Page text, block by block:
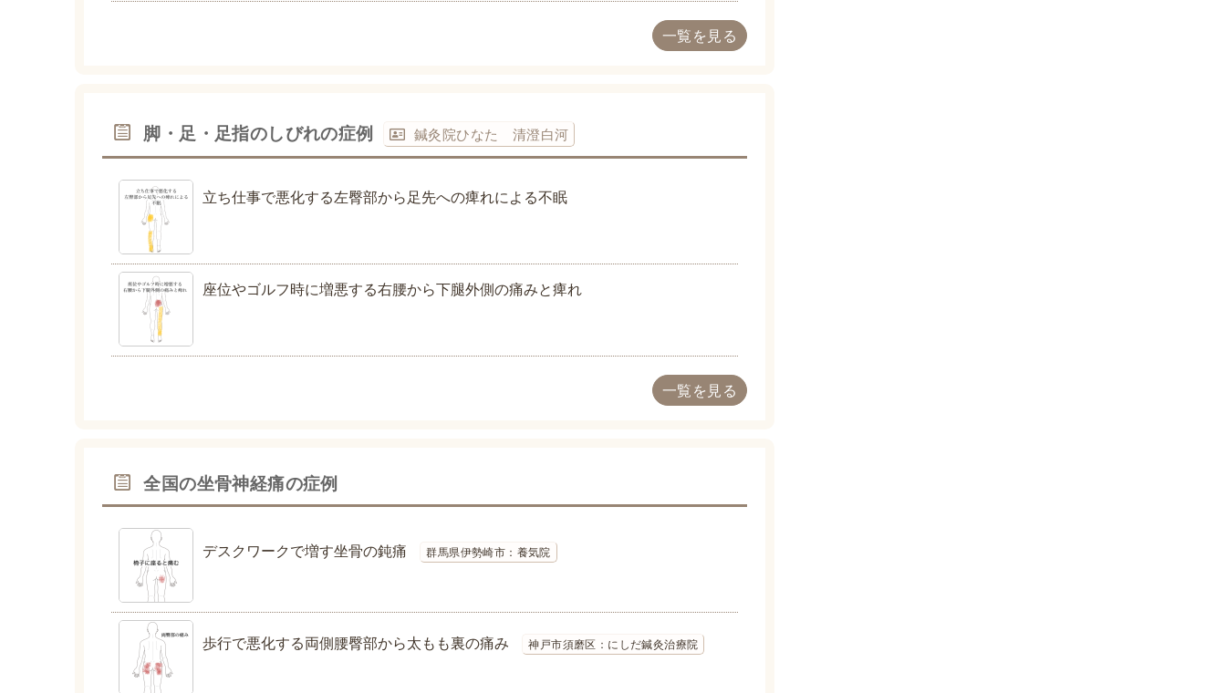
一覧を見る
脚・足・足指のしびれの症例 鍼灸院ひなた 清澄白河
立ち仕事で悪化する左臀部から足先への痺れによる不眠
座位やゴルフ時に増悪する右腰から下腿外側の痛みと痺れ
一覧を見る
全国の坐骨神経痛の症例
デスクワークで増す坐骨の鈍痛 群馬県伊勢崎市：養気院
歩行で悪化する両側腰臀部から太もも裏の痛み 神戸市須磨区：にしだ鍼灸治療院